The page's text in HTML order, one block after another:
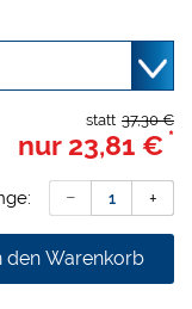
37,30 €
statt
nur 23,81 € *
den Warenkorb